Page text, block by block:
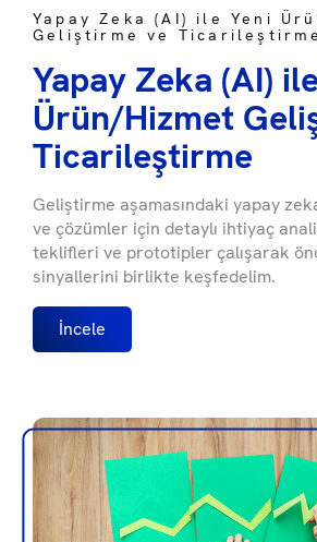
Yapay Zeka (AI) ile Yeni
Geliştirme ve Ticarileştirme
Yapay Zeka (AI)
Ürün/Hizmet
Ticarileştirme
Geliştirme aşamasındaki yapay
ve çözümler için detaylı ihtiyaç
teklifleri ve prototipler çalışarak
sinyallerini birlikte keşfedelim.
İncele